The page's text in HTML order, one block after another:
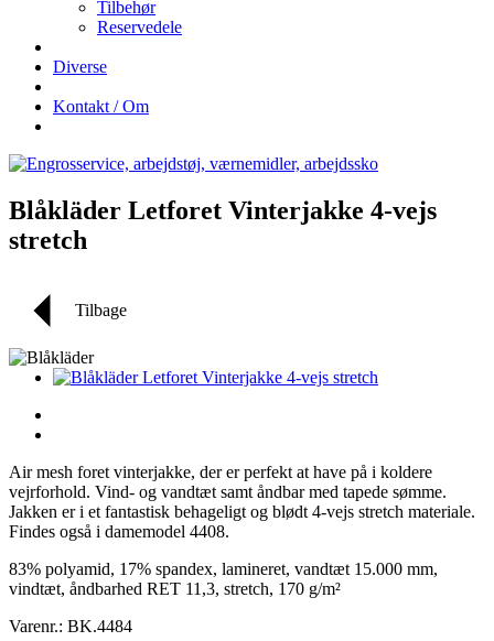
Tilbehør
Reservedele
Diverse
Kontakt / Om
Blåkläder Letforet Vinterjakke 4-vejs
stretch
Tilbage
Air mesh foret vinterjakke, der er perfekt at have på i koldere
vejrforhold. Vind- og vandtæt samt åndbar med tapede sømme.
Jakken er i et fantastisk behageligt og blødt 4-vejs stretch materiale.
Findes også i damemodel 4408.
83% polyamid, 17% spandex, lamineret, vandtæt 15.000 mm,
vindtæt, åndbarhed RET 11,3, stretch, 170 g/m²
Varenr.: BK.4484